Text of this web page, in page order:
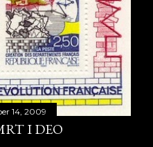
14, 2009
I DEO